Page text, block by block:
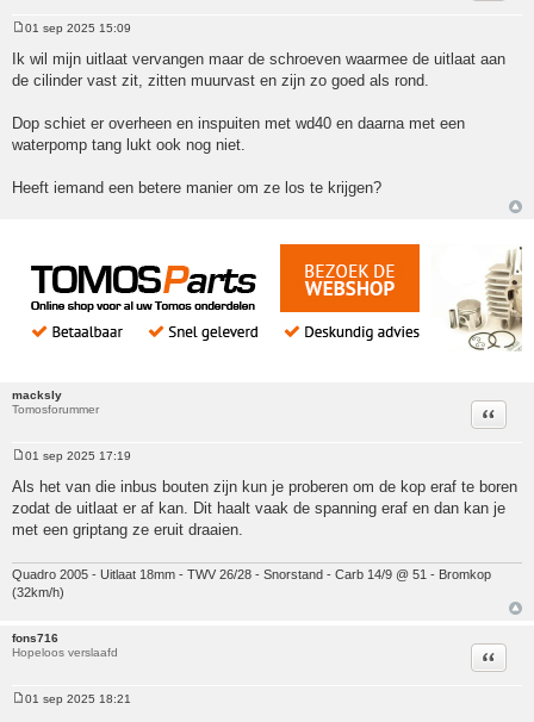
Bericht
01 sep 2025 15:09
Ik wil mijn uitlaat vervangen maar de schroeven waarmee de uitlaat aan
de cilinder vast zit, zitten muurvast en zijn zo goed als rond.
Dop schiet er overheen en inspuiten met wd40 en daarna met een
waterpomp tang lukt ook nog niet.
Heeft iemand een betere manier om ze los te krijgen?
macksly
Tomosforummer
Citeer
Bericht
01 sep 2025 17:19
Als het van die inbus bouten zijn kun je proberen om de kop eraf te boren
zodat de uitlaat er af kan. Dit haalt vaak de spanning eraf en dan kan je
met een griptang ze eruit draaien.
Quadro 2005 - Uitlaat 18mm - TWV 26/28 - Snorstand - Carb 14/9 @ 51 - Bromkop
(32km/h)
fons716
Hopeloos verslaafd
Citeer
Bericht
01 sep 2025 18:21